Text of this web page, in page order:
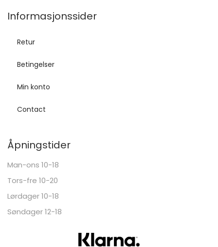
Informasjonssider
Retur
Betingelser
Min konto
Contact
Åpningstider
Man-ons 10-18
Tors-fre 10-20
Lørdager 10-18
Søndager 12-18